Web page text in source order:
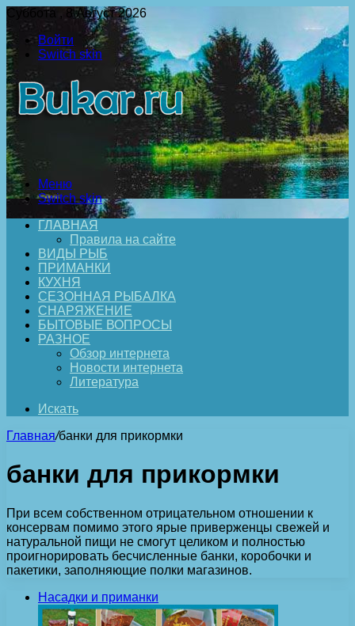
Суббота , 8 Август 2026
Войти
Switch skin
Меню
Switch skin
ГЛАВНАЯ
Правила на сайте
ВИДЫ РЫБ
ПРИМАНКИ
КУХНЯ
СЕЗОННАЯ РЫБАЛКА
СНАРЯЖЕНИЕ
БЫТОВЫЕ ВОПРОСЫ
РАЗНОЕ
Обзор интернета
Новости интернета
Литература
Искать
Главная/банки для прикормки
банки для прикормки
При всем собственном отрицательном отношении к
консервам помимо этого ярые приверженцы свежей и
натуральной пищи не смогут целиком и полностью
проигнорировать бесчисленные банки, коробочки и
пакетики, заполняющие полки магазинов.
Насадки и приманки